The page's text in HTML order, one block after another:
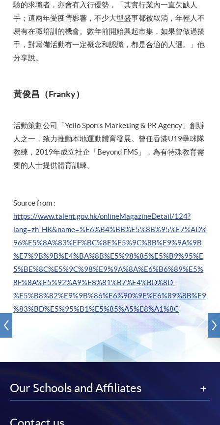
驗的求職者，亦會有入行優勢，「其實行業內一直欠缺人
手；這兩年受疫情影響，不少大型盛事都被取消，年輕人不
易有在職培訓的機會。數年前開始興起市集，如果曾做過搞
手，對籌備活動有一定概念和認識，都是合適的人選。」他
分享說。
黃俊昌（Franky）
活動策劃公司「Yello Sports Marketing & PR Agency」創辦
人之一，致力推動本地運動體育發展。曾任香港U19壘球隊
教練，2019年成立社企「Beyond FMS」，為有特殊教育需
要的人士提供體育訓練。
Source from :
https://www.talent.gov.hk/onlineMagazineDetail/124?
lang=zh_HK&name=%E6%B4%BB%E5%8B%95%E7%AD%
96%E5%8A%83%EF%BC%8E%E5%9C%8B%E9%9A%9B
%E7%9B%9B%E4%BA%8B%E5%98%85%E5%B9%95%E
5%BE%8C%E5%9C%98%E9%9A%8A%E6%B6%89%E5%
8F%8A%E5%92%A9%E8%81%B7%E4%BD%8D-
%E5%B8%82%E9%9B%86%E6%90%9E%E6%89%8B%E9
%83%BD%E5%95%B1%E5%85%A5%E8%A1%8C
Our Schools and Affiliates